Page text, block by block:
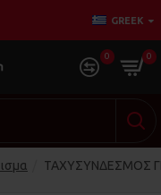
GREEK
0 0
ΤΑΧΥΣΥΝΔΕΣΜΟΣ